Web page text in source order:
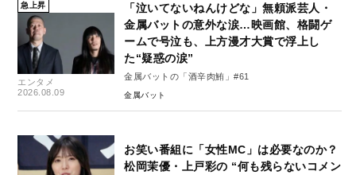
急上昇
エンタメ
2026.08.09
「泣いてないねんけどな」無頼派芸人・
金属バットの意外な涙…映画館、格闘ゲ
ームで号泣も、上方漫才大賞で浮上し
た“疑惑の涙”
金属バットの「酒辛肉鮪」#61
金属バット
お笑い番組に「女性MC」は必要なのか？
松岡茉優・上戸彩の “何も残らないコメン